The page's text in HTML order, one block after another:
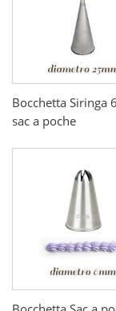
Bocchetta Siringa
sac a poche